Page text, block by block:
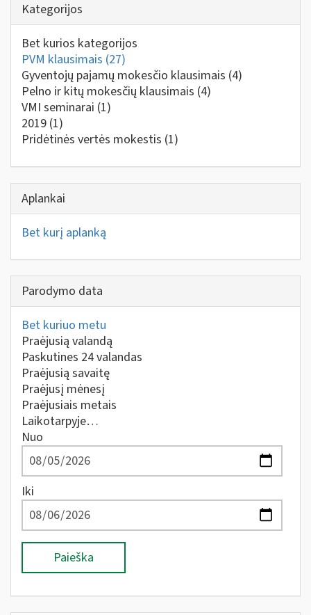
Kategorijos
Bet kurios kategorijos
PVM klausimais (27)
Gyventojų pajamų mokesčio klausimais (4)
Pelno ir kitų mokesčių klausimais (4)
VMI seminarai (1)
2019 (1)
Pridėtinės vertės mokestis (1)
Aplankai
Bet kurį aplanką
Parodymo data
Bet kuriuo metu
Praėjusią valandą
Paskutines 24 valandas
Praėjusią savaitę
Praėjusį mėnesį
Praėjusiais metais
Laikotarpyje…
Nuo
Iki
Paieška